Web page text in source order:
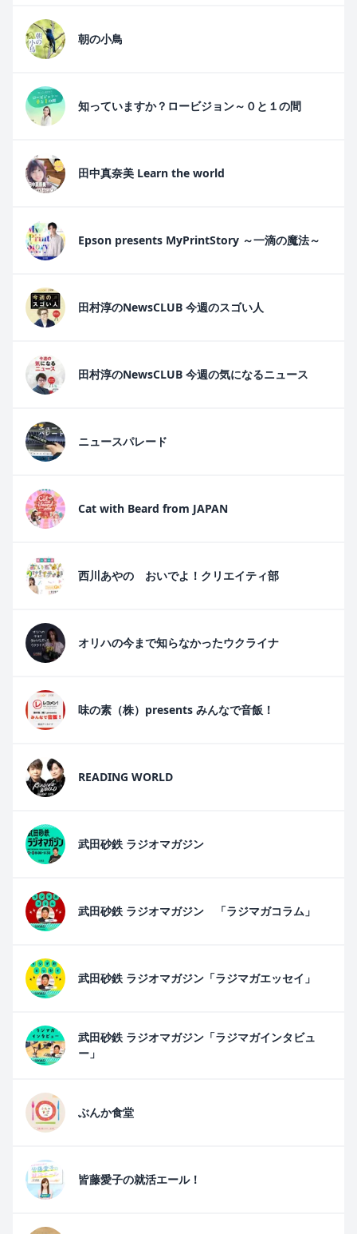
朝の小鳥
知っていますか？ロービジョン～０と１の間
田中真奈美 Learn the world
Epson presents MyPrintStory ～一滴の魔法～
田村淳のNewsCLUB 今週のスゴい人
田村淳のNewsCLUB 今週の気になるニュース
ニュースパレード
Cat with Beard from JAPAN
西川あやの おいでよ！クリエイティ部
オリハの今まで知らなかったウクライナ
味の素（株）presents みんなで音飯！
READING WORLD
武田砂鉄 ラジオマガジン
武田砂鉄 ラジオマガジン 「ラジマガコラム」
武田砂鉄 ラジオマガジン「ラジマガエッセイ」
武田砂鉄 ラジオマガジン「ラジマガインタビュ
ー」
ぶんか食堂
皆藤愛子の就活エール！